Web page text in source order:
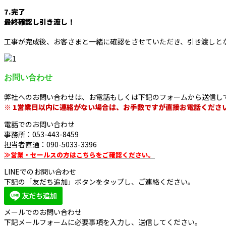
7.完了
最終確認し引き渡し！
工事が完成後、お客さまと一緒に確認をさせていただき、引き渡しと
お問い合わせ
弊社へのお問い合わせは、お電話もしくは下記のフォームから送信し
※ 1営業日以内に連絡がない場合は、お手数ですが直接お電話くださ
電話でのお問い合わせ
事務所：053-443-8459
担当者直通：090-5033-3396
≫営業・セールスの方はこちらをご確認ください。
LINEでのお問い合わせ
下記の「友だち追加」ボタンをタップし、ご連絡ください。
メールでのお問い合わせ
下記メールフォームに必要事項を入力し、送信してください。